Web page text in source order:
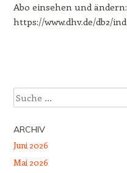
Abo einsehen und ändern:
https://www.dhv.de/db2/
Suche
ARCHIV
Juni 2026
Mai 2026